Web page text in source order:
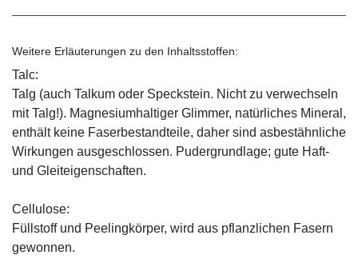
Weitere Erläuterungen zu den Inhaltsstoffen:
Talc:
Talg (auch Talkum oder Speckstein. Nicht zu verwechseln
mit Talg!). Magnesiumhaltiger Glimmer, natürliches Mineral,
enthält keine Faserbestandteile, daher sind asbestähnliche
Wirkungen ausgeschlossen. Pudergrundlage; gute Haft-
und Gleiteigenschaften.
Cellulose:
Füllstoff und Peelingkörper, wird aus pflanzlichen Fasern
gewonnen.